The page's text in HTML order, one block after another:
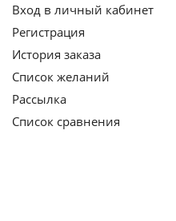
Вход в личный кабинет
Регистрация
История заказа
Список желаний
Рассылка
Список сравнения